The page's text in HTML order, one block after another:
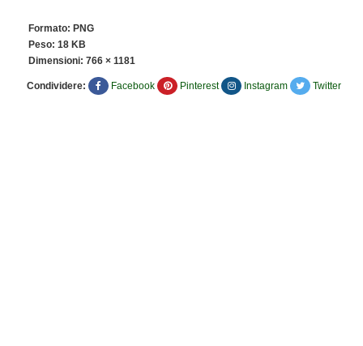
Formato: PNG
Peso: 18 KB
Dimensioni: 766 × 1181
Condividere: Facebook Pinterest Instagram Twitter